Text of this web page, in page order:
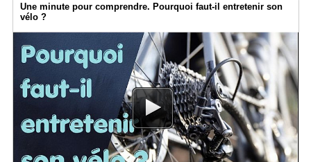
Une minute pour comprendre. Pourquoi faut-il entretenir son
vélo ?